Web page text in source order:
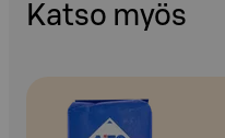
Katso myös